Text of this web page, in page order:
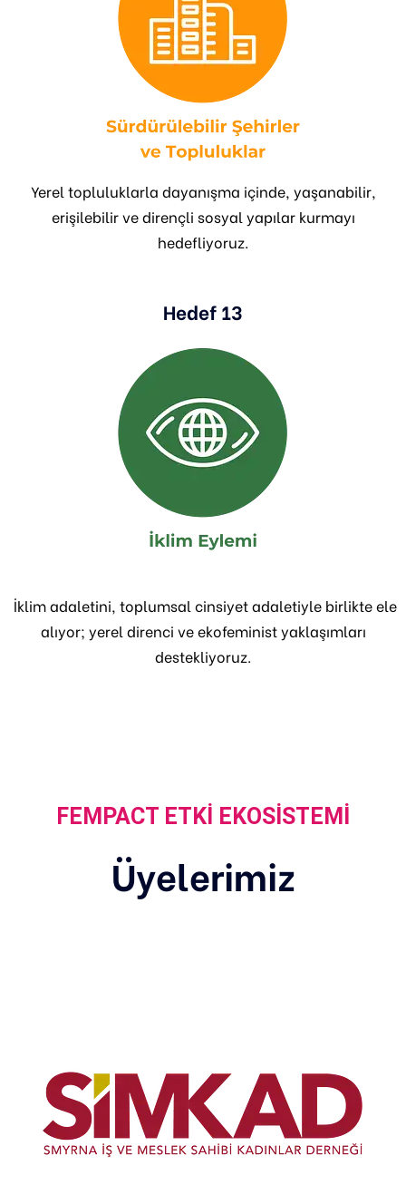
Yerel topluluklarla dayanışma içinde, yaşanabilir,
erişilebilir ve dirençli sosyal yapılar kurmayı
hedefliyoruz.
Hedef 13
İklim adaletini, toplumsal cinsiyet adaletiyle birlikte ele
alıyor; yerel direnci ve ekofeminist yaklaşımları
destekliyoruz.
FEMPACT ETKI EKOSISTEMI
Üyelerimiz